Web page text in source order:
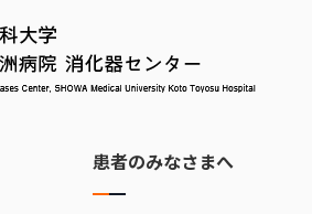
患者のみなさまへ